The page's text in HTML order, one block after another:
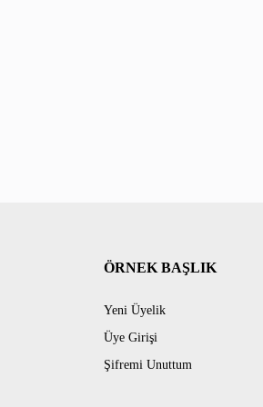
ÖRNEK BAŞLIK
Yeni Üyelik
Üye Girişi
Şifremi Unuttum